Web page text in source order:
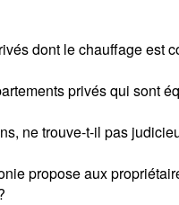
dont le chauffage est
privés qui sont
ne trouve-t-il pas
propose aux